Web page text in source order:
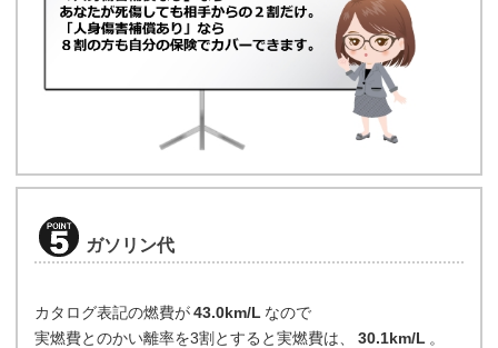
ガソリン代
カタログ表記の燃費が43.0km/L なので
実燃費とのかい離率を3割とすると実燃費は、
30.1km/L 。